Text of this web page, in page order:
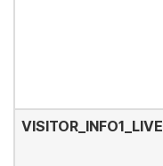
VISITOR_INFO1_LIVE